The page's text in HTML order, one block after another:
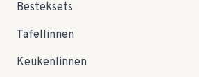
Besteksets
Tafellinnen
Keukenlinnen